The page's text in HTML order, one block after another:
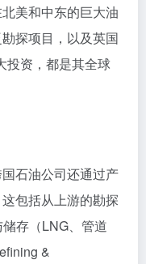
美和中东的巨大油
探项目，以及英国
投资，都是其全球
石油公司还通过产
包括从上游的勘探
存（LNG、管道
&